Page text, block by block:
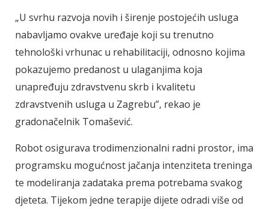
„U svrhu razvoja novih i širenje postojećih usluga
nabavljamo ovakve uređaje koji su trenutno
tehnološki vrhunac u rehabilitaciji, odnosno kojima
pokazujemo predanost u ulaganjima koja
unapređuju zdravstvenu skrb i kvalitetu
zdravstvenih usluga u Zagrebu”, rekao je
gradonačelnik Tomašević.
Robot osigurava trodimenzionalni radni prostor, ima
programsku mogućnost jačanja intenziteta treninga
te modeliranja zadataka prema potrebama svakog
djeteta. Tijekom jedne terapije dijete odradi više od